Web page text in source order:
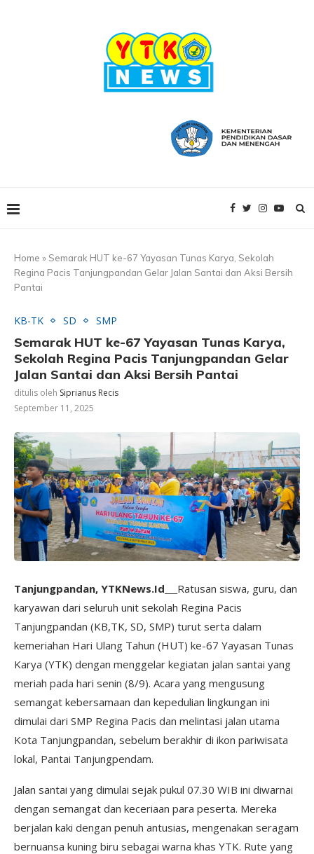
Home » Semarak HUT ke-67 Yayasan Tunas Karya, Sekolah
Regina Pacis Tanjungpandan Gelar Jalan Santai dan Aksi Bersih
Pantai
KB-TK SD SMP
Semarak HUT ke-67 Yayasan Tunas Karya,
Sekolah Regina Pacis Tanjungpandan Gelar
Jalan Santai dan Aksi Bersih Pantai
ditulis oleh Siprianus Recis
September 11, 2025
Tanjungpandan, YTKNews.Id___ Ratusan siswa, guru, dan
karyawan dari seluruh unit sekolah Regina Pacis
Tanjungpandan (KB,TK, SD, SMP) turut serta dalam
kemeriahan Hari Ulang Tahun (HUT) ke-67 Yayasan Tunas
Karya (YTK) dengan menggelar kegiatan jalan santai yang
meriah pada hari senin (8/9). Acara yang mengusung
semangat kebersamaan dan kepedulian lingkungan ini
dimulai dari SMP Regina Pacis dan melintasi jalan utama
Kota Tanjungpandan, sebelum berakhir di ikon pariwisata
lokal, Pantai Tanjungpendam.
Jalan santai yang dimulai sejak pukul 07.30 WIB ini diwarnai
dengan semangat dan keceriaan para peserta. Mereka
berjalan kaki dengan penuh antusias, mengenakan seragam
bernuansa kuning biru sebagai warna khas YTK. Rute yang